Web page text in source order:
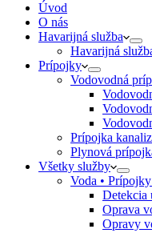
Úvod
O nás
Havarijná služba
Havarijná
Prípojky
Vodovodná
Prípojka
Plynová
Všetky služby
Voda •
Detekcia
Oprava
Opravy